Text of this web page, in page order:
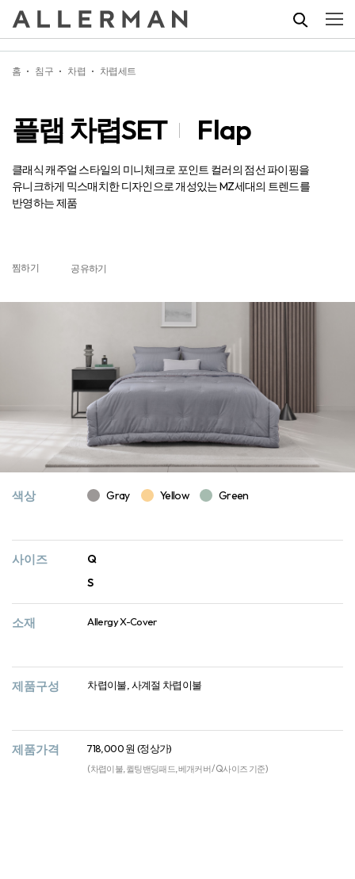
홈 침구 차렵 차렵세트
플랩 차렵SET Flap
클래식 캐주얼 스타일의 미니체크로 포인트 컬러의 점선 파이핑을
유니크하게 믹스매치한 디자인으로 개성있는 MZ세대의 트렌드를
반영하는 제품
찜하기 공유하기
플랩 차렵SET Flap
색상 Gray Yellow Green
사이즈
Q
S
소재 Allergy X-Cover
제품구성 차렵이불, 사계절 차렵이불
제품가격 718,000 원 (정상가)
(차렵이불, 퀼팅밴딩패드, 베개커버 / Q사이즈 기준)